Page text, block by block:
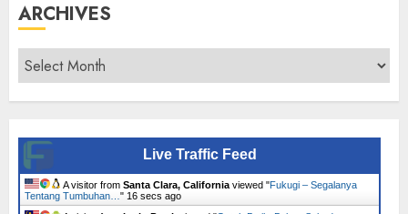
ARCHIVES
Archives
Live Traffic Feed
A visitor from Santa Clara, California viewed "Fukugi – Segalanya
Tentang Tumbuhan… " 17 secs ago